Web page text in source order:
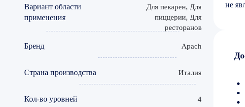
Вариант области
применения
Для пекарен, Для
пиццерии, Для
ресторанов
Бренд Apach
Страна производства Италия
Кол-во уровней 4
не